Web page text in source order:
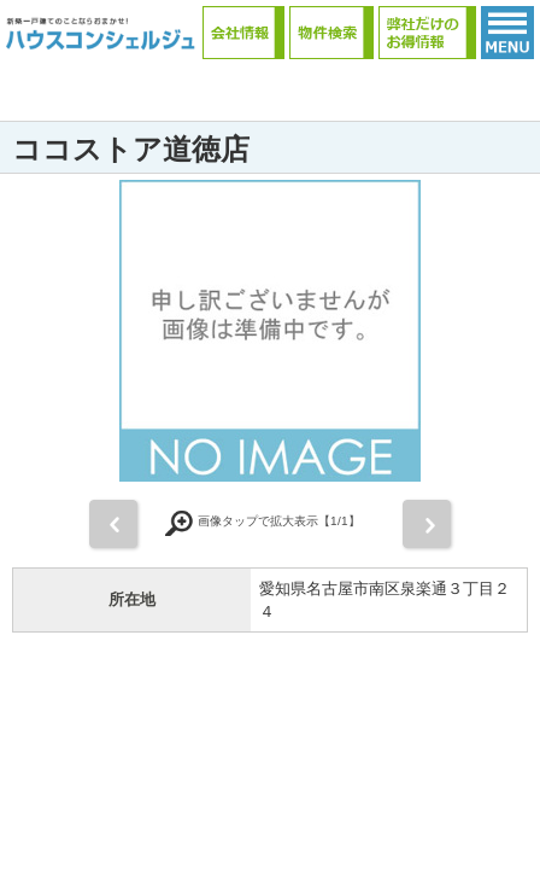
ココストア道徳店
画像タップで拡大表示【1/1】
所在地
愛知県名古屋市南区泉楽通３丁目２
４